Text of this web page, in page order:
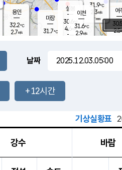
-mm
용인
32.2℃
2.7m/s
여
30.5
2.5
장호원
31.9℃
2.3m/s
-mm
마장
31.7℃
설봉
30.6
4.6 m/s
- mm
이천
31.6℃
2.9m/s
날짜
+12시간
기상실황표
강수 바람